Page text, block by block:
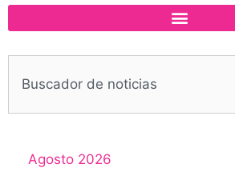
Agosto 2026